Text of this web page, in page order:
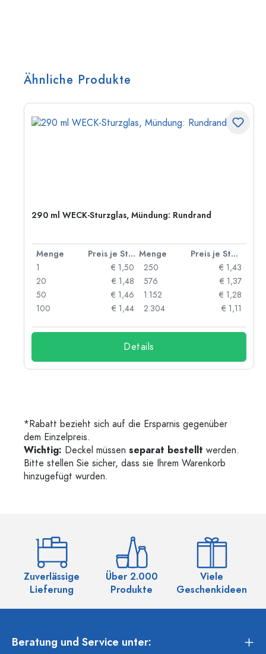
Ähnliche Produkte
290 ml WECK-Sturzglas, Mündung: Rundrand
Menge Preis je Stück Menge
Preis je Stück
1
€ 1,50
20
€ 1,48
50
€ 1,46
100
€ 1,44
250
€ 1,43
576
€ 1,37
1.152
€ 1,28
2.304
€ 1,11
Details
*Rabatt bezieht sich auf die Ersparnis gegenüber
dem Einzelpreis.
Wichtig: Deckel müssen separat bestellt werden.
Bitte stellen Sie sicher, dass sie Ihrem Warenkorb
hinzugefügt wurden.
Zuverlässige
Lieferung
Über 2.000
Produkte
Viele
Geschenkideen
Beratung und Service unter: